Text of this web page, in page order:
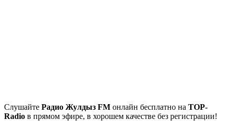
Cлушайте Радио Жулдыз FM онлайн бесплатно на TOP-
Radio в прямом эфире, в хорошем качестве без регистрации!